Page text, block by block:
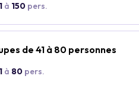
à 150 pers.
de 41 à 80 personnes
à 80 pers.